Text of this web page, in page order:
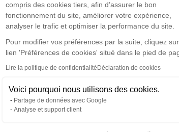
compris des cookies tiers, afin d’assurer le bon
fonctionnement du site, améliorer votre expérience,
analyser le trafic et optimiser la performance du site.
Pour modifier vos préférences par la suite, cliquez
lien 'Préférences de cookies' situé dans le pied de
Lire la politique de confidentialité Déclaration de cookies
Voici pourquoi nous utilisons des cookies.
Partage de données avec Google
Analyse et support client
Activer son
existant
permanence
Réactiver un ancien client est la
oeuvre pour un cabinet de